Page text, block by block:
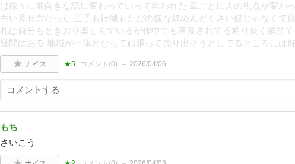
は徐々に前向きな話に変わっていって救われた 章ごとに人の視点が変わ
白い見せ方だった 王子も行城もただの嫌な奴めんどくさい奴じゃなくて
礼は自分もときおり楽しんでいるが作中でも言及されてる通り長く維持で
疑問はある 地域が一体となって頑張って売り出そうとしてるところには
ナイス ★5 コメント(0) 2026/04/06
もち
さいこう